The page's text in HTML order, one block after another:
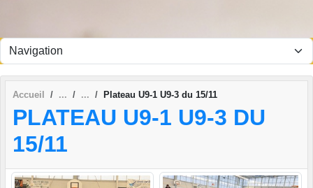
Accueil Plateau U9-1 U9-3 du 15/11
PLATEAU U9-1 U9-3 DU
15/11